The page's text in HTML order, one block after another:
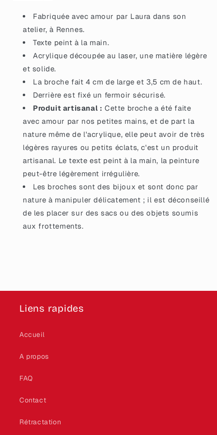
éclats
confettis
multicolores
éclats
confettis
multicolores
Fabriquée avec amour par Laura dans son
atelier, à Rennes.
Texte peint à la main.
Acrylique découpée au laser, une matière légère
et solide.
La broche fait 4 cm de large et 3,5 cm de haut.
Derrière est fixé un fermoir sécurisé.
Produit artisanal : Cette broche a été faite
avec amour par nos petites mains, et de part la
nature même de l'acrylique, elle peut avoir de très
légères rayures ou petits éclats, c'est un produit
artisanal. Le texte est peint à la main, la peinture
peut-être légèrement irrégulière.
Les broches sont des bijoux et sont donc par
nature à manipuler délicatement ; il est déconseillé
de les placer sur des sacs ou des objets soumis
aux frottements.
Liens rapides
Accueil
A propos
FAQ
Contact
Rétractation